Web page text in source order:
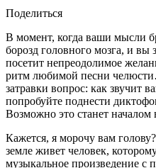
Поделиться
В момент, когда ваши мысли
борозд головного мозга, и вы
посетит непреодолимое
ритм любимой песни
затравки вопрос: как звучит
попробуйте поднести
Возможно это станет
Кажется, я морочу вам
земле живет человек,
музыкальное произведение с